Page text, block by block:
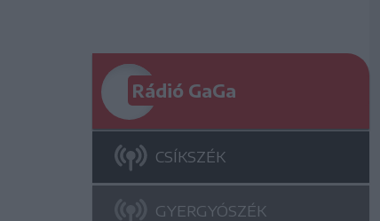
Rádió GaGa
CSÍKSZÉK
GYERGYÓSZÉK